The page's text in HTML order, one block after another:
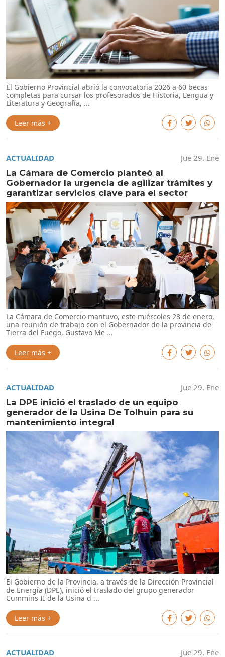
El Gobierno Provincial abrió la convocatoria 2026 a 60 becas
completas para cursar los profesorados de Historia, Lengua y
Literatura y Geografía, ...
Leer más +
ACTUALIDAD
Jue 29. Ene
La Cámara de Comercio planteó al
Gobernador la urgencia de agilizar trámites y
garantizar servicios clave para el sector
La Cámara de Comercio mantuvo, este miércoles 28 de enero,
una reunión de trabajo con el Gobernador de la provincia de
Tierra del Fuego, Gustavo Me ...
Leer más +
ACTUALIDAD
Jue 29. Ene
La DPE inició el traslado de un equipo
generador de la Usina De Tolhuin para su
mantenimiento integral
El Gobierno de la Provincia, a través de la Dirección Provincial
de Energía (DPE), inició el traslado del grupo generador
Cummins II de la Usina d ...
Leer más +
ACTUALIDAD Jue 29. Ene